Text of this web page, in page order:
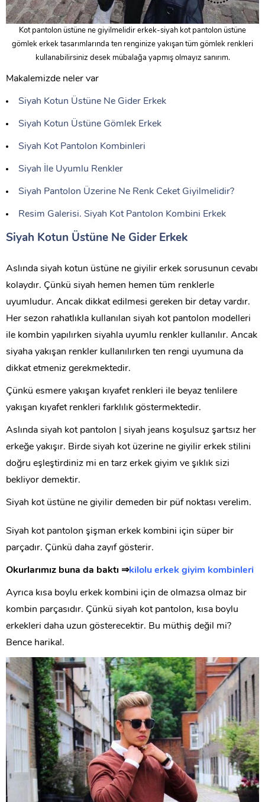
Kot pantolon üstüne ne giyilmelidir erkek-siyah kot pantolon üstüne
gömlek erkek tasarımlarında ten renginize yakışan tüm gömlek renkleri
kullanabilirsiniz desek mübalağa yapmış olmayız sanırım.
Makalemizde neler var
Siyah Kotun Üstüne Ne Gider Erkek
Siyah Kotun Üstüne Gömlek Erkek
Siyah Kot Pantolon Kombinleri
Siyah İle Uyumlu Renkler
Siyah Pantolon Üzerine Ne Renk Ceket Giyilmelidir?
Resim Galerisi. Siyah Kot Pantolon Kombini Erkek
Siyah Kotun Üstüne Ne Gider Erkek
Aslında siyah kotun üstüne ne giyilir erkek sorusunun cevabı
kolaydır. Çünkü siyah hemen hemen tüm renklerle
uyumludur. Ancak dikkat edilmesi gereken bir detay vardır.
Her sezon rahatlıkla kullanılan siyah kot pantolon modelleri
ile kombin yapılırken siyahla uyumlu renkler kullanılır. Ancak
siyaha yakışan renkler kullanılırken ten rengi uyumuna da
dikkat etmeniz gerekmektedir.
Çünkü esmere yakışan kıyafet renkleri ile beyaz tenlilere
yakışan kıyafet renkleri farklılık göstermektedir.
Aslında siyah kot pantolon | siyah jeans koşulsuz şartsız her
erkeğe yakışır. Birde siyah kot üzerine ne giyilir erkek stilini
doğru eşleştirdiniz mi en tarz erkek giyim ve şıklık sizi
bekliyor demektir.
Siyah kot üstüne ne giyilir demeden bir püf noktası verelim.
Siyah kot pantolon şişman erkek kombini için süper bir
parçadır. Çünkü daha zayıf gösterir.
Okurlarımız buna da baktı ⇒kilolu erkek giyim kombinleri
Ayrıca kısa boylu erkek kombini için de olmazsa olmaz bir
kombin parçasıdır. Çünkü siyah kot pantolon, kısa boylu
erkekleri daha uzun gösterecektir. Bu müthiş değil mi?
Bence harika!.